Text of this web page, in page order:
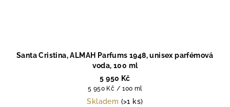
Santa Cristina, ALMAH Parfums 1948, unisex parfémová
voda, 100 ml
5 950 Kč
Měrná
cena:
5 950 Kč / 100 ml
Skladem (>1 ks)